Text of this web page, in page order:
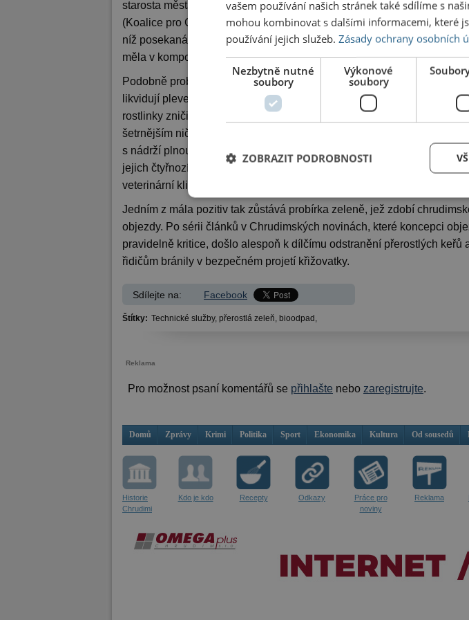
starosta města Petr Řezníček (SNK-ED) a neuvolněný místostarosta
(Koalice pro Chrudim). Letos by přitom mělo dojít ve vybraných
níž posekaná tráva zmizí a nebude se tak rozkládat tam, kde byla
měla v kompostárně.
Podobně problematický je i způsob, jakým pracovníci Technických
likvidují plevele zaplavující chodníky ve městě. Herbicid, který by měl
rostlinky zničit, často končí i mimo chodník a spálí trávu lemující cesty
šetrnějším ničení plevele plamenem však město v minulosti
s nádrží plnou chemie totiž opět vyjel do ulic a majitelé psů tak mohou
jejich čtyřnozí miláčci do postříkaných rostlinek nepustí a následně
veterinární klinice.
Jedním z mála pozitiv tak zůstává probírka zeleně, jež zdobí
objezdy. Po sérii článků v Chrudimských novinách, které koncepci
pravidelně kritice, došlo alespoň k dílčímu odstranění přerostlých keřů
řidičům bránily v bezpečném projetí křižovatky.
Sdílejte na: Facebook
Štítky: Technické služby, přerostlá zeleň, bioodpad,
Reklama
Pro možnost psaní komentářů se přihlašte nebo zaregistrujte.
Domů Zprávy Krimi Politika Sport Ekonomika Kultura Od sousedů
Historie
Chrudimi
Kdo je kdo Recepty Odkazy
Práce pro
noviny
Reklama
vašem používání našich stránek také sdílíme s
mohou kombinovat s dalšími informacemi, které
používání jejich služeb. Zásady ochrany osobních
Nezbytně nutné
soubory
Výkonové
soubory
ZOBRAZIT PODROBNOSTI